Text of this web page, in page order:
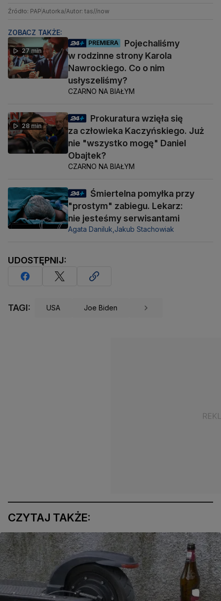
Źródło: PAP Autorka/Autor: tas//now
ZOBACZ TAKŻE:
27 min
PREMIERA
Pojechaliśmy
w rodzinne strony Karola
Nawrockiego. Co o nim
usłyszeliśmy?
CZARNO NA BIAŁYM
28 min
Prokuratura wzięła się
za człowieka Kaczyńskiego. Już
nie "wszystko mogę" Daniel
Obajtek?
CZARNO NA BIAŁYM
Śmiertelna pomyłka przy
"prostym" zabiegu. Lekarz:
nie jesteśmy serwisantami
Agata Daniluk, Jakub Stachowiak
UDOSTĘPNIJ:
TAGI: USA Joe Biden
CZYTAJ TAKŻE: